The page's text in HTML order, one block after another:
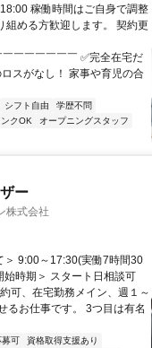
稼働時間はご自身で調整
組める方歓迎します。 契約更
￣￣￣￣￣￣ ✅完全在宅だ
スがなし！ 家事や育児の合
シフト自由
学歴不問
クOK
オープニングスタッフ
ー
株式会社
＞ 9:00～17:30(実働7時間30
時期＞ スタート日相談可
可、在宅勤務メイン、週１～
るお仕事です。 3つ目は有名
募可
資格取得支援あり